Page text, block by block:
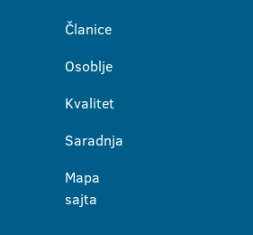
Članice
Osoblje
Kvalitet
Saradnja
Mapa
sajta